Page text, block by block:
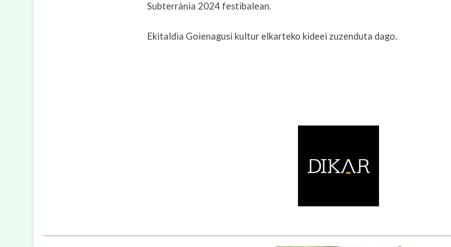
Subterrània 2024 festibalean.
Ekitaldia Goienagusi kultur elkarteko kideei zuzenduta dago.